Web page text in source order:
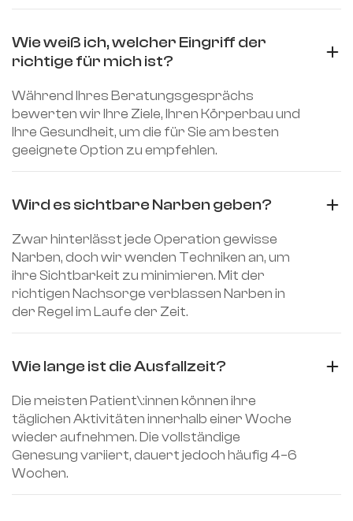
Wie weiß ich, welcher Eingriff der
richtige für mich ist?
Während Ihres Beratungsgesprächs
bewerten wir Ihre Ziele, Ihren Körperbau und
Ihre Gesundheit, um die für Sie am besten
geeignete Option zu empfehlen.
Wird es sichtbare Narben geben?
Zwar hinterlässt jede Operation gewisse
Narben, doch wir wenden Techniken an, um
ihre Sichtbarkeit zu minimieren. Mit der
richtigen Nachsorge verblassen Narben in
der Regel im Laufe der Zeit.
Wie lange ist die Ausfallzeit?
Die meisten Patient\:innen können ihre
täglichen Aktivitäten innerhalb einer Woche
wieder aufnehmen. Die vollständige
Genesung variiert, dauert jedoch häufig 4–6
Wochen.